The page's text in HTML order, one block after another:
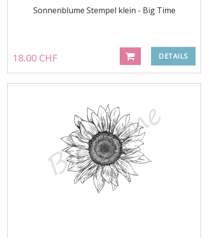
Sonnenblume Stempel klein - Big Time
18.00 CHF DETAILS